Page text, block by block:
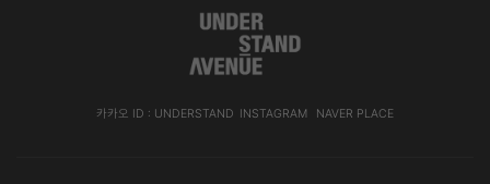
카카오 ID : UNDERSTAND INSTAGRAM NAVER PLACE